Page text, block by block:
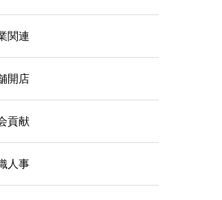
関連
開店
貢献
人事